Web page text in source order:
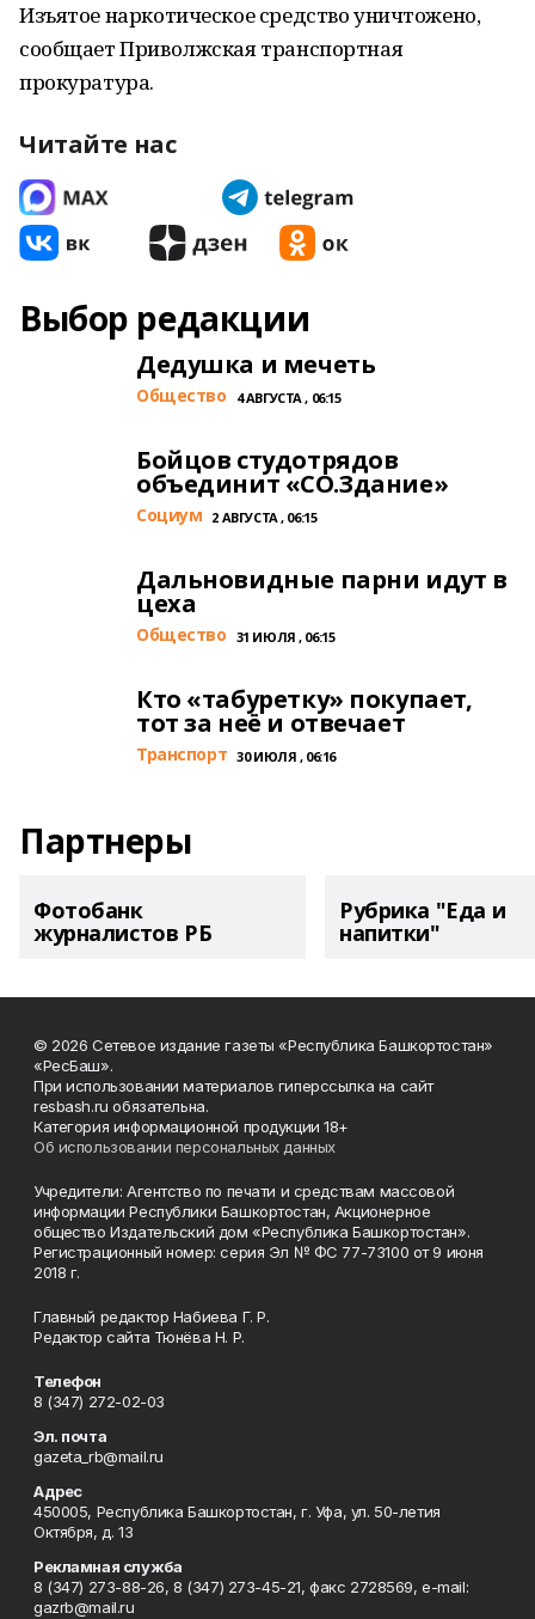
Изъятое наркотическое средство уничтожено,
сообщает Приволжская транспортная
прокуратура.
Читайте нас
Выбор редакции
Дедушка и мечеть
Общество 4 АВГУСТА , 06:15
Бойцов студотрядов
объединит «СО.Здание»
Cоциум 2 АВГУСТА , 06:15
Дальновидные парни идут в
цеха
Общество 31 ИЮЛЯ , 06:15
Кто «табуретку» покупает,
тот за неё и отвечает
Транспорт 30 ИЮЛЯ , 06:16
Партнеры
Фотобанк
журналистов РБ
Рубрика "Еда и
напитки"
© 2026 Сетевое издание газеты «Республика Башкортостан»
«РесБаш».
При использовании материалов гиперссылка на сайт
resbash.ru обязательна.
Категория информационной продукции 18+
Об использовании персональных данных
Учредители: Агентство по печати и средствам массовой
информации Республики Башкортостан, Акционерное
общество Издательский дом «Республика Башкортостан».
Регистрационный номер: серия Эл № ФС 77-73100 от 9 июня
2018 г.
Главный редактор Набиева Г. Р.
Редактор сайта Тюнёва Н. Р.
Телефон
8 (347) 272-02-03
Эл. почта
gazeta_rb@mail.ru
Адрес
450005, Республика Башкортостан, г. Уфа, ул. 50-летия
Октября, д. 13
Рекламная служба
8 (347) 273-88-26, 8 (347) 273-45-21, факс 2728569, e-mail:
gazrb@mail.ru